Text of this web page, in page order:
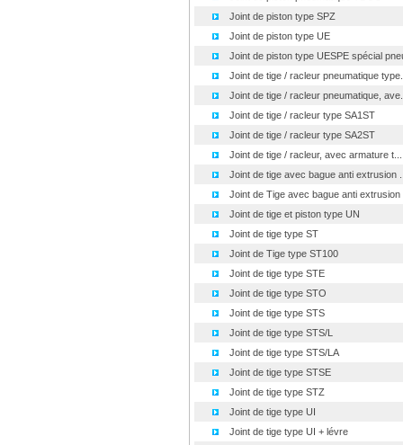
Joint de piston type SPZ
Joint de piston type UE
Joint de piston type UESPE spécial
Joint de tige / racleur pneumatique type...
Joint de tige / racleur pneumatique, ave...
Joint de tige / racleur type SA1ST
Joint de tige / racleur type SA2ST
Joint de tige / racleur, avec armature t...
Joint de tige avec bague anti extrusion ...
Joint de Tige avec bague anti extrusion
Joint de tige et piston type UN
Joint de tige type ST
Joint de Tige type ST100
Joint de tige type STE
Joint de tige type STO
Joint de tige type STS
Joint de tige type STS/L
Joint de tige type STS/LA
Joint de tige type STSE
Joint de tige type STZ
Joint de tige type UI
Joint de tige type UI + lévre